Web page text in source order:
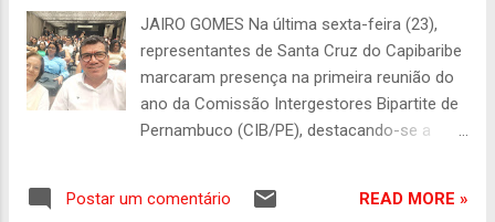
cofinanciamento de políticas públicas junto
aos municípios, que precisam desse apoio
para melhorar o atendimento a população”,
disse ele. Carlos Braga revelou que em 2022,
a gestão do então governador Paulo
Câmara, do PSB, investiu 26 milhões de reais
regência de Raquel Lyra, do P...
JAIRO GOMES Na última sexta-feira (23),
representantes de Santa Cruz do Capibaribe
marcaram presença na primeira reunião do
ano da Comissão Intergestores Bipartite de
Pernambuco (CIB/PE), destacando-se a
Secretário Executivo da pasta, Tody Dias. A
Postar um comentário READ MORE »